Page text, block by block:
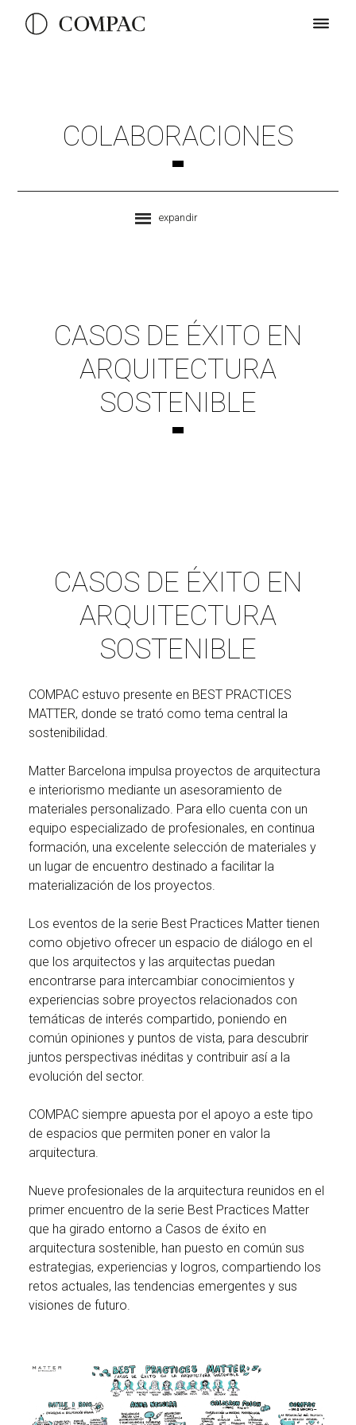
COLABORACIONES
expandir
CASOS DE ÉXITO EN
ARQUITECTURA
SOSTENIBLE
CASOS DE ÉXITO EN
ARQUITECTURA
SOSTENIBLE
COMPAC estuvo presente en BEST PRACTICES
MATTER, donde se trató como tema central la
sostenibilidad.
Matter Barcelona impulsa proyectos de arquitectura
e interiorismo mediante un asesoramiento de
materiales personalizado. Para ello cuenta con un
equipo especializado de profesionales, en continua
formación, una excelente selección de materiales y
un lugar de encuentro destinado a facilitar la
materialización de los proyectos.
Los eventos de la serie Best Practices Matter tienen
como objetivo ofrecer un espacio de diálogo en el
que los arquitectos y las arquitectas puedan
encontrarse para intercambiar conocimientos y
experiencias sobre proyectos relacionados con
temáticas de interés compartido, poniendo en
común opiniones y puntos de vista, para descubrir
juntos perspectivas inéditas y contribuir así a la
evolución del sector.
COMPAC siempre apuesta por el apoyo a este tipo
de espacios que permiten poner en valor la
arquitectura.
Nueve profesionales de la arquitectura reunidos en el
primer encuentro de la serie Best Practices Matter
que ha girado entorno a Casos de éxito en
arquitectura sostenible, han puesto en común sus
estrategias, experiencias y logros, compartiendo los
retos actuales, las tendencias emergentes y sus
visiones de futuro.